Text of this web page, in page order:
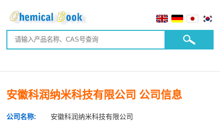
安徽科润纳米科技有限公司 公司信息
公司名称:
安徽科润纳米科技有限公司